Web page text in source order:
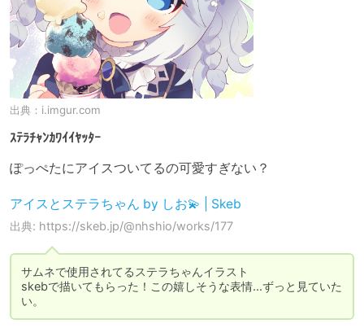
出典： i.imgur.com
ｽﾃﾗﾁｬﾝｶﾜｲｲﾔｯﾀｰ
ぽっぺたにアイスついてるの可愛すぎない？
アイスとステラちゃん by しお💫 | Skeb
出典: https://skeb.jp/@nhshio/works/177
サムネで使用されてるステラちゃんイラスト
skebで描いてもらった！この嬉しそうな表情...ずっと見ていた
い。